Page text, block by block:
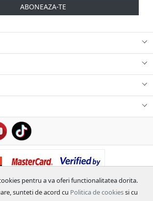
pentru a va oferi functionalitatea dorita.
sunteti de acord cu Politica de cookiessi cu
ABONEAZA-TE